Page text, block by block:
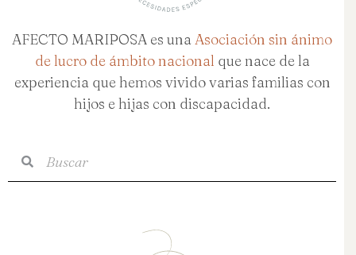
AFECTO MARIPOSA es una Asociación sin ánimo
de lucro de ámbito nacional que nace de la
experiencia que hemos vivido varias familias con
hijos e hijas con discapacidad.
Buscar